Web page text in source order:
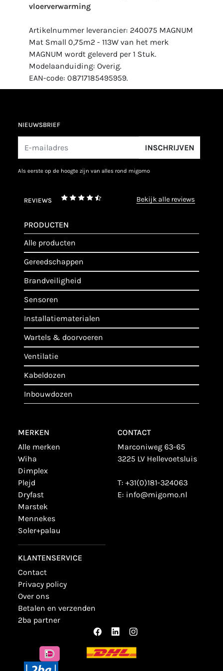
vloerverwarming
Artikelnummer leverancier: 240075 MAGNUM
Mat Small 0,75m2 - 113W van het merk
MAGNUM wordt geleverd per 1 Stuk.
Modelaanduiding: Overig.
EAN-code: 08717185495959.
NIEUWSBRIEF
INSCHRIJVEN
als eerste op de hoogte zijn van alles rond migomo
REVIEWS bekijk alle reviews
PRODUCTEN
alle producten
gereedschappen
brandveiligheid
sensoren
installatiematerialen
wartels & doorvoeren
ventilatie
kabeldozen
inbouwdozen
MERKEN
alle merken
wiha
dimplex
plejd
dryfast
marstek
mennekes
soler+palau
KLANTENSERVICE
contact
privacy policy
over ons
betalen en verzenden
2ba partner
CONTACT
Marconiweg 63-65
3225 LV Hellevoetsluis
T: +31(0)181-324063
E: info@migomo.nl